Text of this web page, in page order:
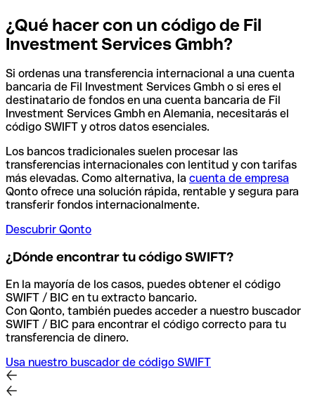
¿Qué hacer con un código de Fil
Investment Services Gmbh?
Si ordenas una transferencia internacional a una cuenta
bancaria de Fil Investment Services Gmbh o si eres el
destinatario de fondos en una cuenta bancaria de Fil
Investment Services Gmbh en Alemania, necesitarás el
código SWIFT y otros datos esenciales.
Los bancos tradicionales suelen procesar las
transferencias internacionales con lentitud y con tarifas
más elevadas. Como alternativa, la cuenta de empresa
Qonto ofrece una solución rápida, rentable y segura para
transferir fondos internacionalmente.
Descubrir Qonto
¿Dónde encontrar tu código SWIFT?
En la mayoría de los casos, puedes obtener el código
SWIFT / BIC en tu extracto bancario.
Con Qonto, también puedes acceder a nuestro buscador
SWIFT / BIC para encontrar el código correcto para tu
transferencia de dinero.
Usa nuestro buscador de código SWIFT